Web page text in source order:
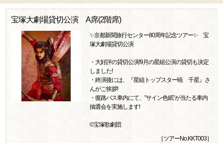
宝塚大劇場貸切公演 A席(2階席)
✨京都新聞旅行センター80周年記念ツアー✨ 宝
塚大劇場貸切公演
・大好評の貸切公演!9月の星組公演の貸切も決定
しました!
・終演後には、『星組トップスター暁 千星』さ
んがご挨拶!
・復路バス車内にて、”サイン色紙”が当たる車内
抽選会を実施します!
©宝塚歌劇団
［ツアーNo.KKT003］